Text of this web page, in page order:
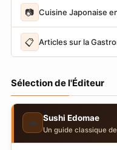
📷 Cuisine Japonaise
📋 Articles sur la
Sélection de l'Éditeur
🍣 Sushi Edomae
Un guide classique